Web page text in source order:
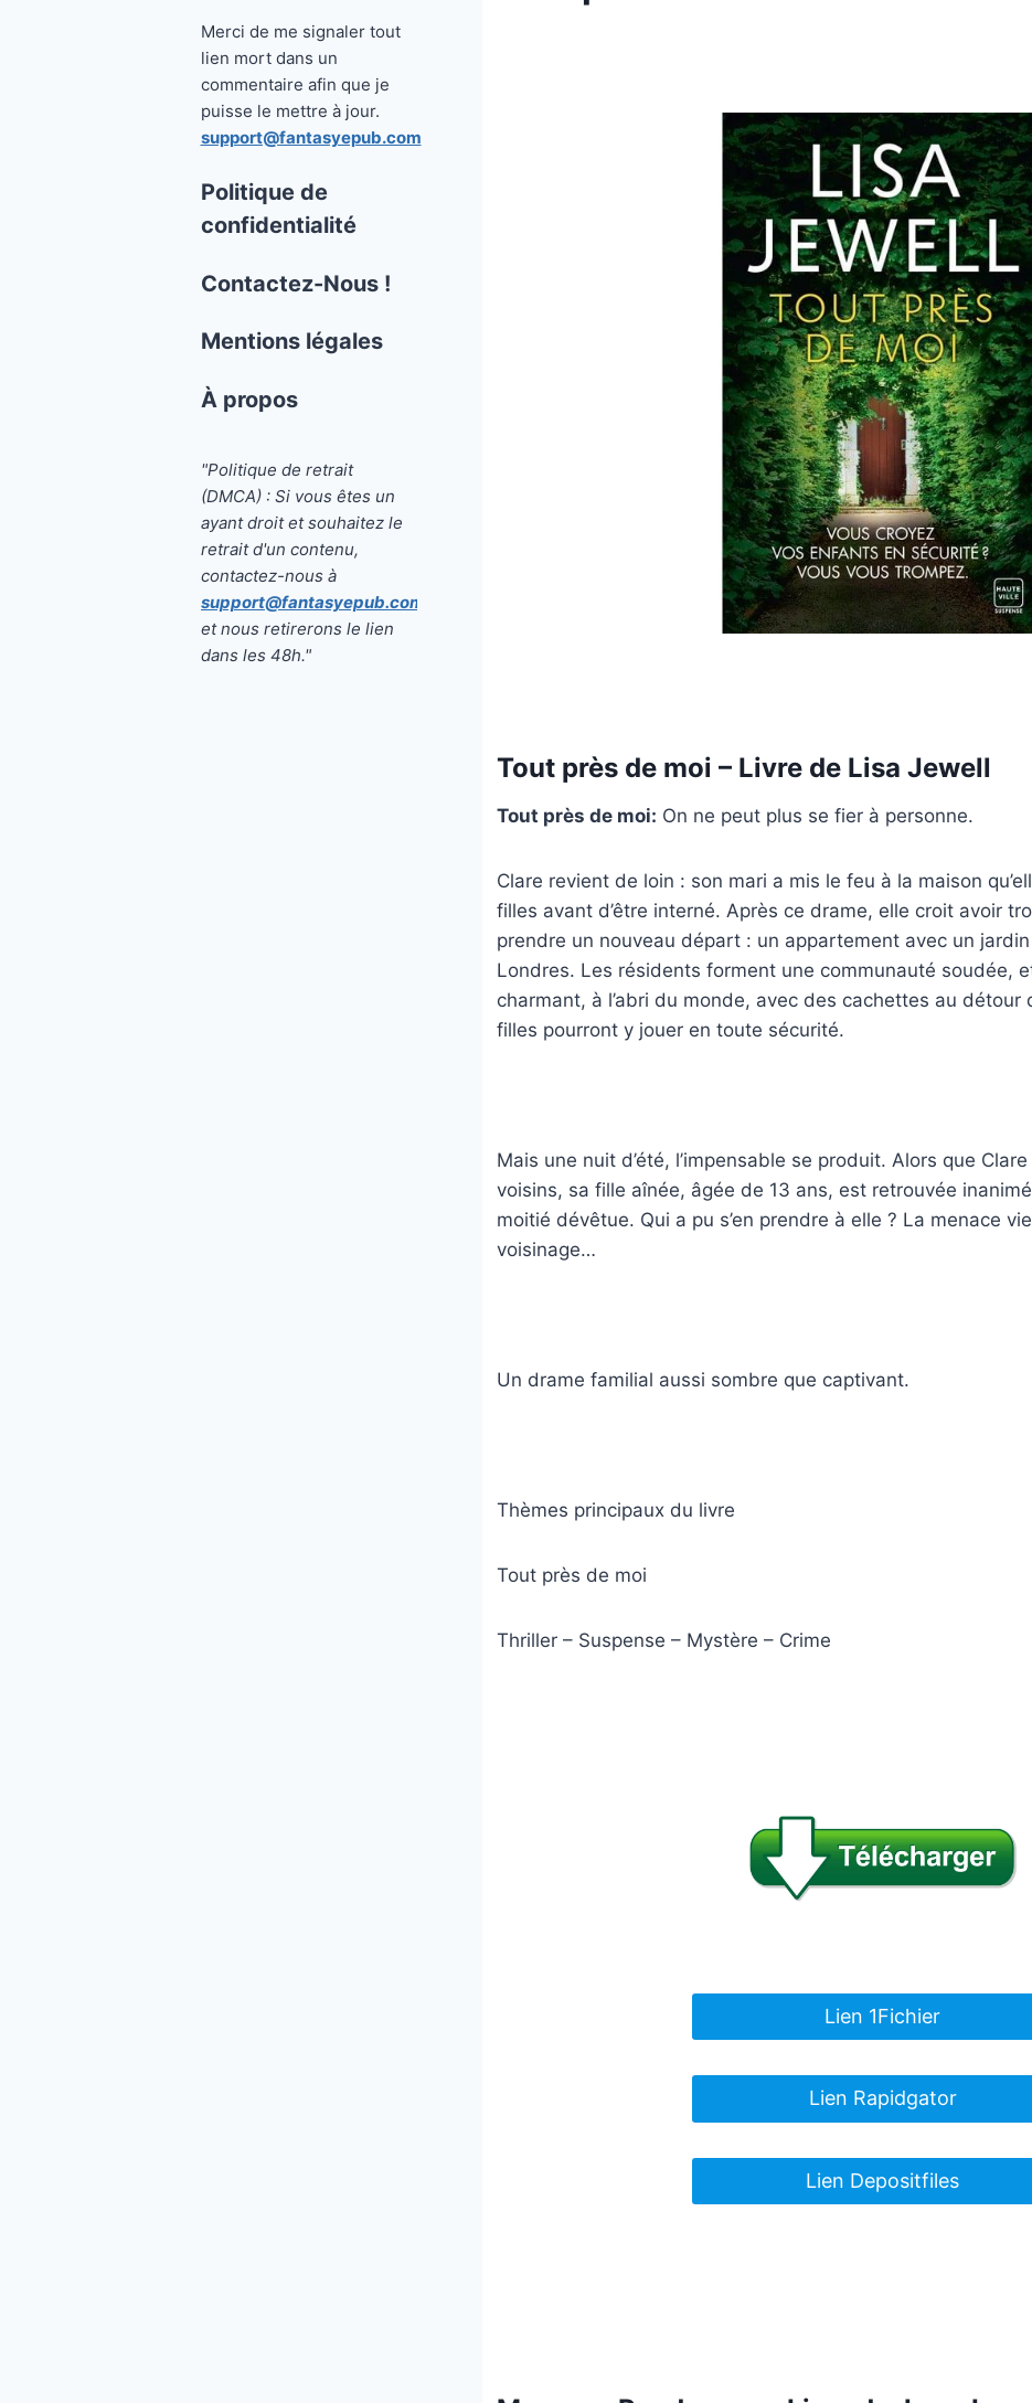
Tout près de moi – Livre de Lisa Jewell
Tout près de moi: On ne peut plus se fier à personne.
Clare revient de loin : son mari a mis le feu à la maison
filles avant d’être interné. Après ce drame, elle croit avoir
prendre un nouveau départ : un appartement avec un
Londres. Les résidents forment une communauté soudée,
charmant, à l’abri du monde, avec des cachettes au détour
filles pourront y jouer en toute sécurité.
Mais une nuit d’été, l’impensable se produit. Alors que
voisins, sa fille aînée, âgée de 13 ans, est retrouvée
moitié dévêtue. Qui a pu s’en prendre à elle ? La menace
voisinage…
Un drame familial aussi sombre que captivant.
Thèmes principaux du livre
Tout près de moi
Thriller – Suspense – Mystère – Crime
Lien 1Fichier
Lien Rapidgator
Lien Depositfiles
Merci de me signaler tout
lien mort dans un
commentaire afin que je
puisse le mettre à jour.
support@fantasyepub.com
Politique de
confidentialité
Contactez-Nous !
Mentions légales
À propos
"Politique de retrait
(DMCA) : Si vous êtes un
ayant droit et souhaitez le
retrait d'un contenu,
contactez-nous à
support@fantasyepub.com
et nous retirerons le lien
dans les 48h."